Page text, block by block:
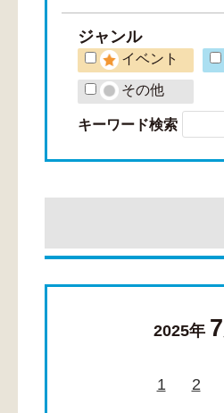
ジャンル
イベント
その他
キーワード検索
2025年 7
1 2